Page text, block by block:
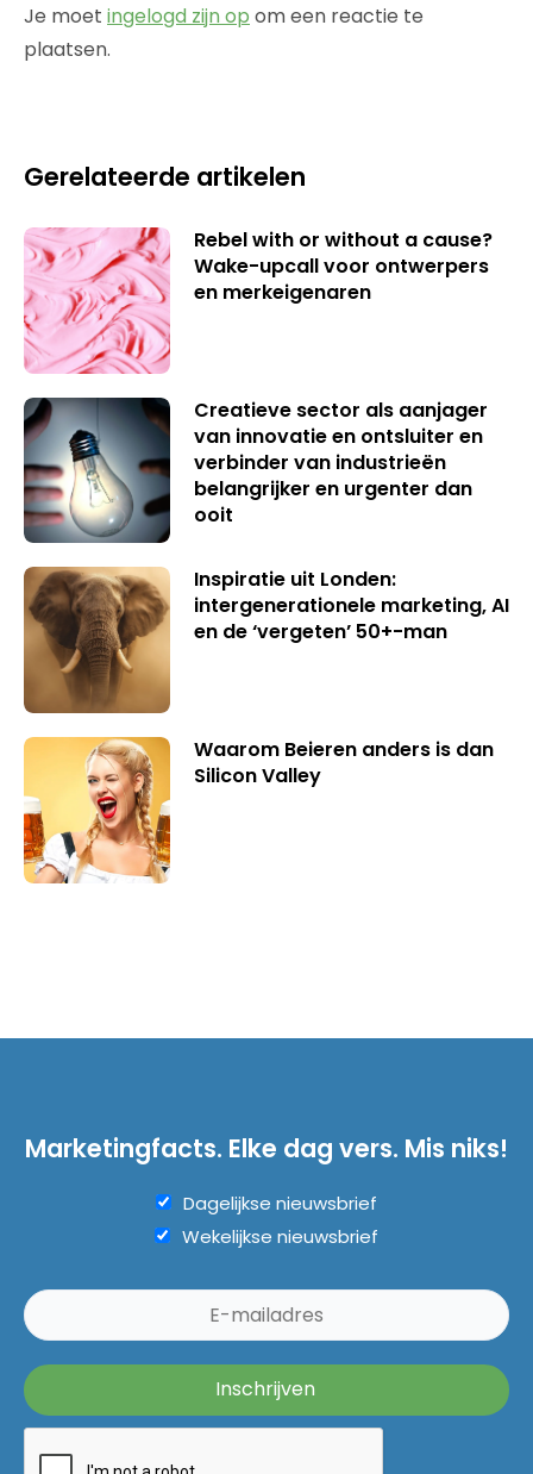
Je moet ingelogd zijn op om een reactie te
plaatsen.
Gerelateerde artikelen
Rebel with or without a cause?
Wake-upcall voor ontwerpers
en merkeigenaren
Creatieve sector als aanjager
van innovatie en ontsluiter en
verbinder van industrieën
belangrijker en urgenter dan
ooit
Inspiratie uit Londen:
intergenerationele marketing, AI
en de ‘vergeten’ 50+-man
Waarom Beieren anders is dan
Silicon Valley
Marketingfacts. Elke dag vers. Mis niks!
Dagelijkse nieuwsbrief
Wekelijkse nieuwsbrief